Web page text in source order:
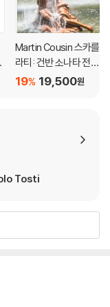
Martin Cousin 스카를
라티: 건반 소나타 전곡
31집 (Scarlatti: Com
19,500원
19%
Tosti